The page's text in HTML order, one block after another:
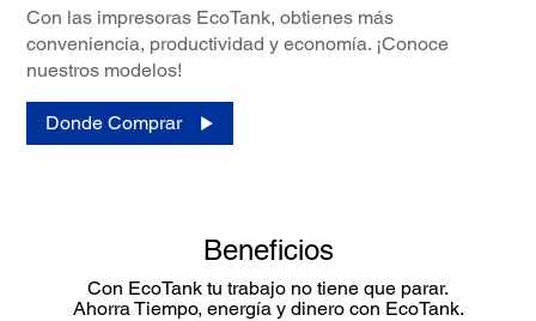
Con las impresoras EcoTank, obtienes más
conveniencia, productividad y economía. ¡Conoce
nuestros modelos!​
Donde Comprar
Beneficios
Con EcoTank tu trabajo no tiene que parar.
Ahorra Tiempo, energía y dinero con EcoTank.